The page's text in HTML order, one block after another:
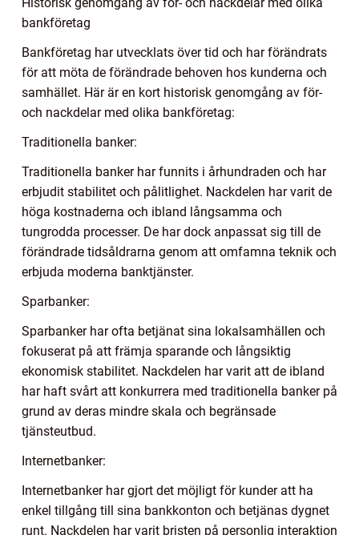
bankföretag
Bankföretag har utvecklats över tid och har förändrats
för att möta de förändrade behoven hos kunderna och
samhället. Här är en kort historisk genomgång av för-
och nackdelar med olika bankföretag:
Traditionella banker:
Traditionella banker har funnits i århundraden och har
erbjudit stabilitet och pålitlighet. Nackdelen har varit de
höga kostnaderna och ibland långsamma och
tungrodda processer. De har dock anpassat sig till de
förändrade tidsåldrarna genom att omfamna teknik och
erbjuda moderna banktjänster.
Sparbanker:
Sparbanker har ofta betjänat sina lokalsamhällen och
fokuserat på att främja sparande och långsiktig
ekonomisk stabilitet. Nackdelen har varit att de ibland
har haft svårt att konkurrera med traditionella banker på
grund av deras mindre skala och begränsade
tjänsteutbud.
Internetbanker:
Internetbanker har gjort det möjligt för kunder att ha
enkel tillgång till sina bankkonton och betjänas dygnet
runt. Nackdelen har varit bristen på personlig interaktion